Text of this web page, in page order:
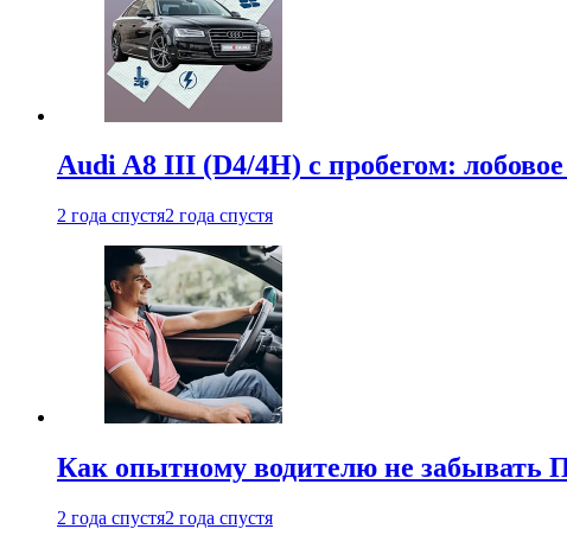
Audi A8 III (D4/4H) c пробегом:
2 года спустя2 года спустя
Как опытному водителю не забывать
2 года спустя2 года спустя